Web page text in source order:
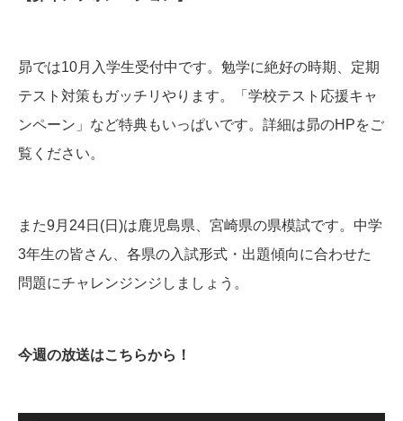
昴では10月入学生受付中です。勉学に絶好の時期、定期
テスト対策もガッチリやります。「学校テスト応援キャ
ンペーン」など特典もいっぱいです。詳細は昴のHPをご
覧ください。
また9月24日(日)は鹿児島県、宮崎県の県模試です。中学
3年生の皆さん、各県の入試形式・出題傾向に合わせた
問題にチャレンジンジしましょう。
今週の放送はこちらから！